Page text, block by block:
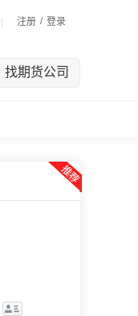
注册 / 登录
找期货公司